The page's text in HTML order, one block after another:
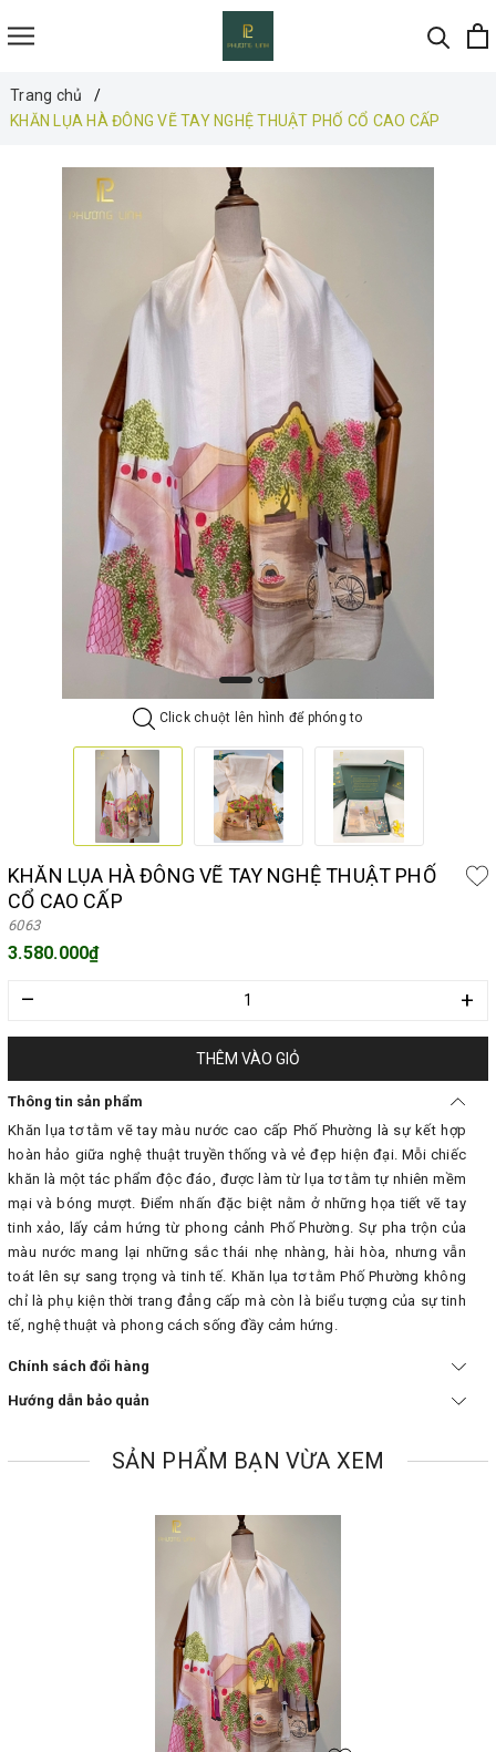
Trang chủ
KHĂN LỤA HÀ ĐÔNG VẼ TAY NGHỆ THUẬT PHỐ CỔ CAO CẤP
Click chuột lên hình để phóng to
KHĂN LỤA HÀ ĐÔNG VẼ TAY NGHỆ THUẬT PHỐ
CỔ CAO CẤP
6063
3.580.000₫
– +
THÊM VÀO GIỎ
Thông tin sản phẩm
Khăn lụa tơ tằm vẽ tay màu nước cao cấp Phố Phường là sự kết hợp
hoàn hảo giữa nghệ thuật truyền thống và vẻ đẹp hiện đại. Mỗi chiếc
khăn là một tác phẩm độc đáo, được làm từ lụa tơ tằm tự nhiên mềm
mại và bóng mượt. Điểm nhấn đặc biệt nằm ở những họa tiết vẽ tay
tinh xảo, lấy cảm hứng từ phong cảnh Phố Phường. Sự pha trộn của
màu nước mang lại những sắc thái nhẹ nhàng, hài hòa, nhưng vẫn
toát lên sự sang trọng và tinh tế. Khăn lụa tơ tằm Phố Phường không
chỉ là phụ kiện thời trang đẳng cấp mà còn là biểu tượng của sự tinh
tế, nghệ thuật và phong cách sống đầy cảm hứng.
Chính sách đổi hàng
Hướng dẫn bảo quản
SẢN PHẨM BẠN VỪA XEM